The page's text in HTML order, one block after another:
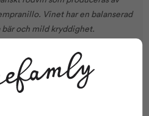
Vinet har en balanserad
bär och mild kryddighet.